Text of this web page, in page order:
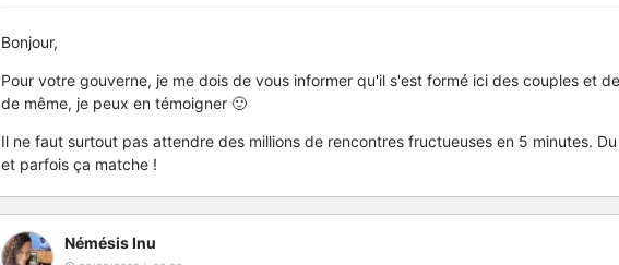
Bonjour,
Pour votre gouverne, je me dois de vous informer qu'il s'est formé ici des couples et
de même, je peux en témoigner 🙂
Il ne faut surtout pas attendre des millions de rencontres fructueuses en 5 minutes.
et parfois ça matche !
Némésis Inu